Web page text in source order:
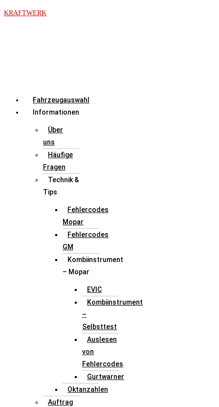
Zum
KRAFTWERK
Menü
Fahrzeugauswahl
Informationen
Über
uns
Häufige
Fragen
Technik &
Tips
Fehlercodes
Mopar
Fehlercodes
GM
Kombiinstrument
– Mopar
EVIC
Kombiinstrument
–
Selbsttest
Auslesen
von
Fehlercodes
Gurtwarner
Oktanzahlen
Auftrag